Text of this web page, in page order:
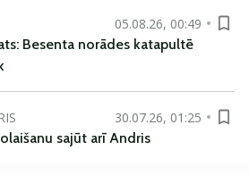
05.08.26, 00:49
Besenta norādes katapultē
30.07.26, 01:25
sajūt arī Andris